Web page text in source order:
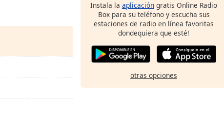
Instala la aplicación gratis Online Radio
Box para su teléfono y escucha sus
estaciones de radio en línea favoritas
dondequiera que esté!
otras opciones